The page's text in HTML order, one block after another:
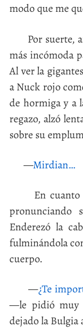
modo que me
Por suerte,
más incómoda
Al ver la
a Nuck rojo
de hormiga y a
regazo, alzó
sobre su
—Mirdian…
En cuanto
pronunciando
Enderezó la
fulminándola
cuerpo.
—¿Te
—le pidió muy
dejado la